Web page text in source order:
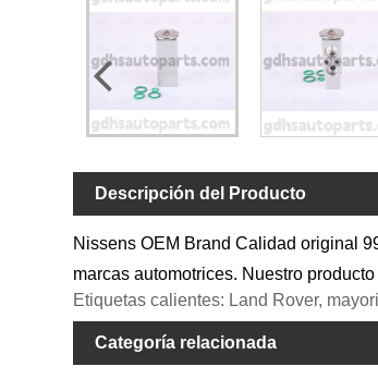
Descripción del Producto
Nissens OEM Brand Calidad original
marcas automotrices. Nuestro
Etiquetas calientes: Land Rover,
Categoría relacionada